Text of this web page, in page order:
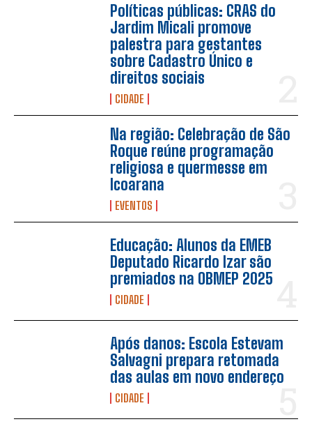
Políticas públicas: CRAS do
Jardim Micali promove
palestra para gestantes
sobre Cadastro Único e
direitos sociais
CIDADE
Na região: Celebração de São
Roque reúne programação
religiosa e quermesse em
Icoarana
EVENTOS
Educação: Alunos da EMEB
Deputado Ricardo Izar são
premiados na OBMEP 2025
CIDADE
Após danos: Escola Estevam
Salvagni prepara retomada
das aulas em novo endereço
CIDADE